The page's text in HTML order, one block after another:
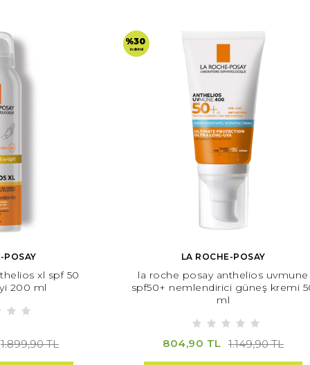
POSAY
xl spf 50
200 ml
1.899,90 TL
%30
indirimli
LA ROCHE-POSAY
la roche posay anthelios uvmune
spf50+ nemlendirici güneş kremi
ml
804,90 TL 1.149,90 TL